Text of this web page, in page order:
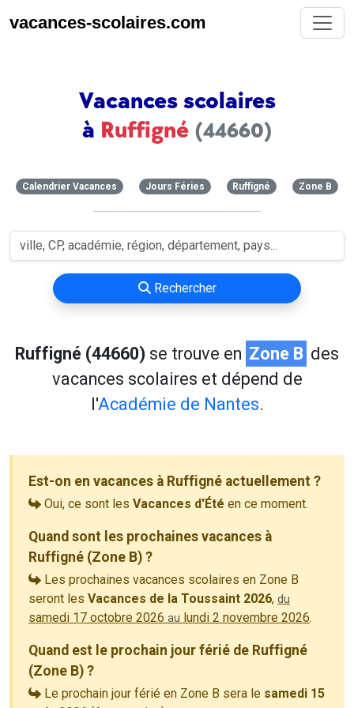
vacances-scolaires.com
Vacances scolaires
à Ruffigné (44660)
Calendrier Vacances Jours Féries Ruffigné Zone B
Rechercher
Ruffigné (44660) se trouve en Zone B des
vacances scolaires et dépend de
l'Académie de Nantes.
Est-on en vacances à Ruffigné actuellement ?
Oui, ce sont les Vacances d'Été en ce moment.
Quand sont les prochaines vacances à
Ruffigné (Zone B) ?
Les prochaines vacances scolaires en Zone B
seront les Vacances de la Toussaint 2026, du
samedi 17 octobre 2026 au lundi 2 novembre 2026.
Quand est le prochain jour férié de Ruffigné
(Zone B) ?
Le prochain jour férié en Zone B sera le samedi 15